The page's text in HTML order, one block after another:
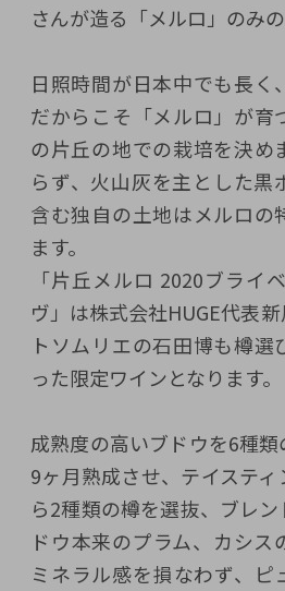
さんが造る「メルロ」のみ
日照時間が日本中でも長く
だからこそ「メルロ」が育
の片丘の地での栽培を決め
らず、火山灰を主とした黒
含む独自の土地はメルロの
ます。
「片丘メルロ 2020ブライ
ヴ」は株式会社HUGE代表
トソムリエの石田博も樽
った限定ワインとなります。
成熟度の高いブドウを6種
9ヶ月熟成させ、テイステ
ら2種類の樽を選抜、ブレ
ドウ本来のプラム、カシス
ミネラル感を損なわず、ピ